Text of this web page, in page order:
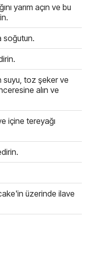
yarım açın ve bu
soğutun.
suyu, toz şeker ve
alın ve
içine tereyağı
üzerinde ilave